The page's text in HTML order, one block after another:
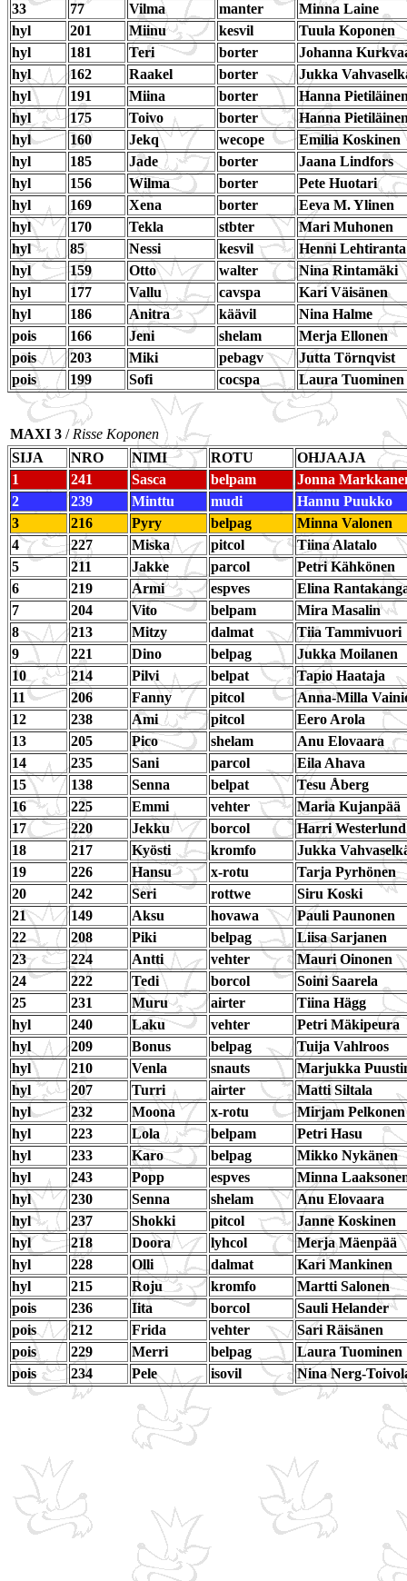
33
77 Vilma manter
Minna Laine
hyl
201 Miinu kesvil
Tuula Koponen
hyl
181 Teri borter
Johanna
hyl
162 Raakel borter
Jukka
hyl
191 Miina borter
Hanna
hyl
175 Toivo borter
Hanna
hyl
160 Jekq wecope
Emilia Koskinen
hyl
185 Jade borter
Jaana Lindfors
hyl
156 Wilma borter
Pete Huotari
hyl
169 Xena borter
Eeva M. Ylinen
hyl
170 Tekla stbter
Mari Muhonen
hyl
85 Nessi kesvil
Henni Lehtiranta
hyl
159 Otto walter
Nina Rintamäki
hyl
177 Vallu cavspa
Kari Väisänen
hyl
186 Anitra käävil
Nina Halme
pois
166 Jeni shelam
Merja Ellonen
pois
203 Miki pebagv
Jutta Törnqvist
pois
199 Sofi cocspa Laura Tuominen
MAXI 3 / Risse Koponen
SIJA
NRO NIMI ROTU
OHJAAJA
1
241 Sasca belpam
Jonna
2
239 Minttu mudi
Hannu Puukko
3
216 Pyry belpag
Minna Valonen
4
227 Miska pitcol
Tiina Alatalo
5
211 Jakke parcol
Petri Kähkönen
6
219 Armi espves
Elina
7
204 Vito belpam
Mira Masalin
8
213 Mitzy dalmat
Tiia Tammivuori
9
221 Dino belpag
Jukka Moilanen
10
214 Pilvi belpat
Tapio Haataja
11
206 Fanny pitcol
Anna-Milla
12
238 Ami pitcol
Eero Arola
13
205 Pico shelam
Anu Elovaara
14
235 Sani parcol
Eila Ahava
15
138 Senna belpat
Tesu Åberg
16
225 Emmi vehter
Maria Kujanpää
17
220 Jekku borcol
Harri Westerlund
18
217 Kyösti kromfo
Jukka
19
226 Hansu x-rotu
Tarja Pyrhönen
20
242 Seri rottwe
Siru Koski
21
149 Aksu hovawa
Pauli Paunonen
22
208 Piki belpag
Liisa Sarjanen
23
224 Antti vehter
Mauri Oinonen
24
222 Tedi borcol
Soini Saarela
25
231 Muru airter
Tiina Hägg
hyl
240 Laku vehter
Petri Mäkipeura
hyl
209 Bonus belpag
Tuija Vahlroos
hyl
210 Venla snauts
Marjukka
hyl
207 Turri airter
Matti Siltala
hyl
232 Moona x-rotu
Mirjam Pelkonen
hyl
223 Lola belpam
Petri Hasu
hyl
233 Karo belpag
Mikko Nykänen
hyl
243 Popp espves
Minna
hyl
230 Senna shelam
Anu Elovaara
hyl
237 Shokki pitcol
Janne Koskinen
hyl
218 Doora lyhcol
Merja Mäenpää
hyl
228 Olli dalmat
Kari Mankinen
hyl
215 Roju kromfo
Martti Salonen
pois
236 Iita borcol
Sauli Helander
pois
212 Frida vehter
Sari Räisänen
pois
229 Merri belpag
Laura Tuominen
pois
234 Pele isovil Nina Nerg-